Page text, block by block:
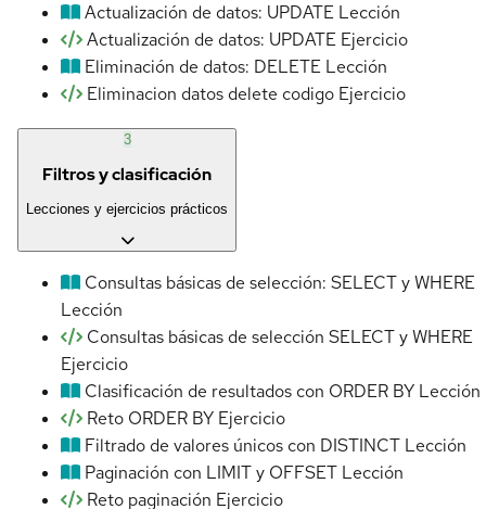
Actualización de datos: UPDATE Lección
Actualización de datos: UPDATE Ejercicio
Eliminación de datos: DELETE Lección
Eliminacion datos delete codigo Ejercicio
3
Filtros y clasificación
Lecciones y ejercicios prácticos
Consultas básicas de selección: SELECT y WHERE
Lección
Consultas básicas de selección SELECT y WHERE
Ejercicio
Clasificación de resultados con ORDER BY Lección
Reto ORDER BY Ejercicio
Filtrado de valores únicos con DISTINCT Lección
Paginación con LIMIT y OFFSET Lección
Reto paginación Ejercicio